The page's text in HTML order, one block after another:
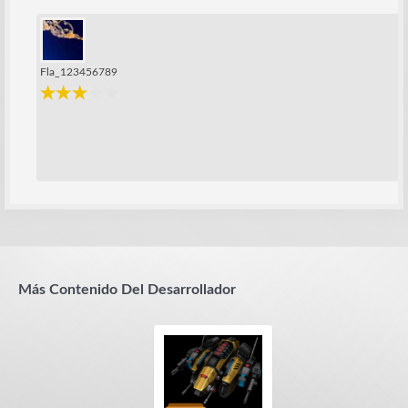
Fla_123456789
Más Contenido Del Desarrollador